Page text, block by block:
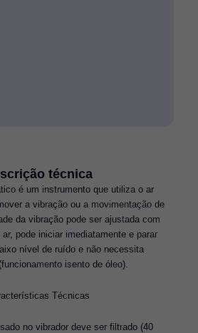
técnica
é um instrumento que utiliza o ar
a vibração ou a movimentação de
da vibração pode ser ajustada com
pode iniciar imediatamente e parar
nível de ruído e não necessita
isento de óleo).
Técnicas
no vibrador deve ser filtrado (40